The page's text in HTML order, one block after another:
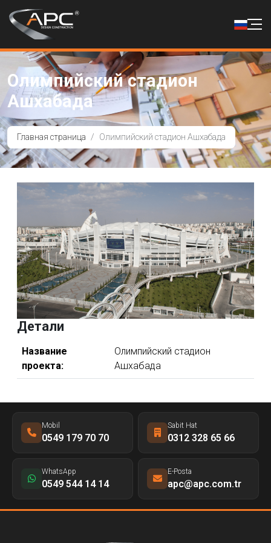
Олимпийский стадион
Ашхабада
Главная страница Олимпийский стадион Ашхабада
Детали
Название
проекта:
Олимпийский стадион
Ашхабада
Mobil
0549 179 70 70
Sabit Hat
0312 328 65 66
WhatsApp
0549 544 14 14
E-Posta
apc@apc.com.tr